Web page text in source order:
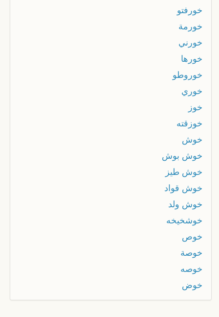
خورفتو
خورمة
خورني
خورها
خوروطو
خوري
خوز
خوزقته
خوش
خوش بوش
خوش طيز
خوش قواد
خوش ولد
خوشخيخه
خوص
خوصة
خوصه
خوض